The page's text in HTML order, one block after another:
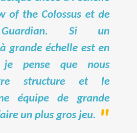
of the Colossus et de
Si un
grande échelle est en
pense que nous
structure et le
équipe de grande
un plus gros jeu.